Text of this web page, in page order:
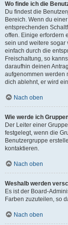
Wo finde ich die
Du findest die
Bereich. Wenn du
entsprechenden
offen. Einige erfordern
sein und weitere sogar
einfach durch die
Freischaltung, so
daraufhin deinen
aufgenommen werden
dich ablehnt, er wird
Nach oben
Wie werde ich
Der Leiter einer
festgelegt, wenn die
Benutzergruppe
kontaktieren.
Nach oben
Weshalb werden
Es ist der Board-
Farben zuzuteilen, so
Nach oben